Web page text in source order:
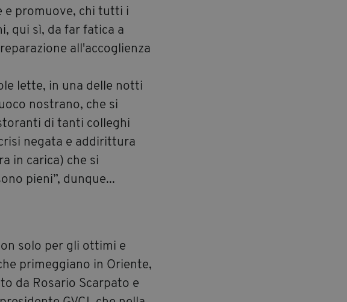
e promuove, chi tutti i
qui sì, da far fatica a
all'accoglienza
lette, in una delle notti
nostrano, che si
di tanti colleghi
negata e addirittura
in carica) che si
pieni”, dunque...
solo per gli ottimi e
primeggiano in Oriente,
da Rosario Scarpato e